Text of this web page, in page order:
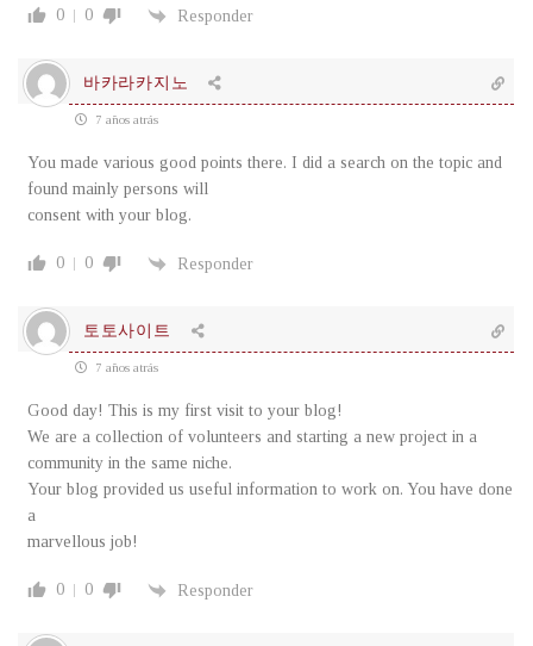
0 0 Responder
바카라카지노
7 años atrás
You made various good points there. I did a search on the topic and
found mainly persons will
consent with your blog.
0 0 Responder
토토사이트
7 años atrás
Good day! This is my first visit to your blog!
We are a collection of volunteers and starting a new project in a
community in the same niche.
Your blog provided us useful information to work on. You have done
a
marvellous job!
0 0 Responder